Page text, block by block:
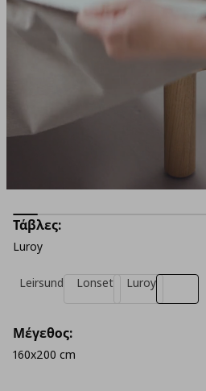
Τάβλες:
Luroy
Leirsund Lonset Luroy
Μέγεθος:
160x200 cm